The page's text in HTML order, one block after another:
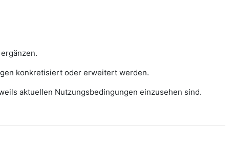
konkretisiert oder erweitert werden.
aktuellen Nutzungsbedingungen einzusehen sind.